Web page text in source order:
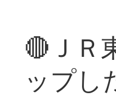
🔴ＪＲ
ップし